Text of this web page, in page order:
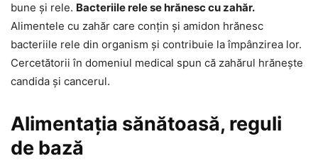
bune și rele. Bacteriile rele se hrănesc cu zahăr.
Alimentele cu zahăr care conțin și amidon hrănesc
bacteriile rele din organism și contribuie la împânzirea lor.
Cercetătorii în domeniul medical spun că zahărul hrănește
candida și cancerul.
Alimentația sănătoasă, reguli
de bază